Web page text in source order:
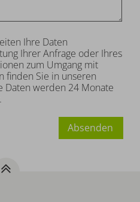
Ihre Daten
Ihrer Anfrage oder Ihres
zum Umgang mit
finden Sie in unseren
Daten werden 24 Monate
Absenden